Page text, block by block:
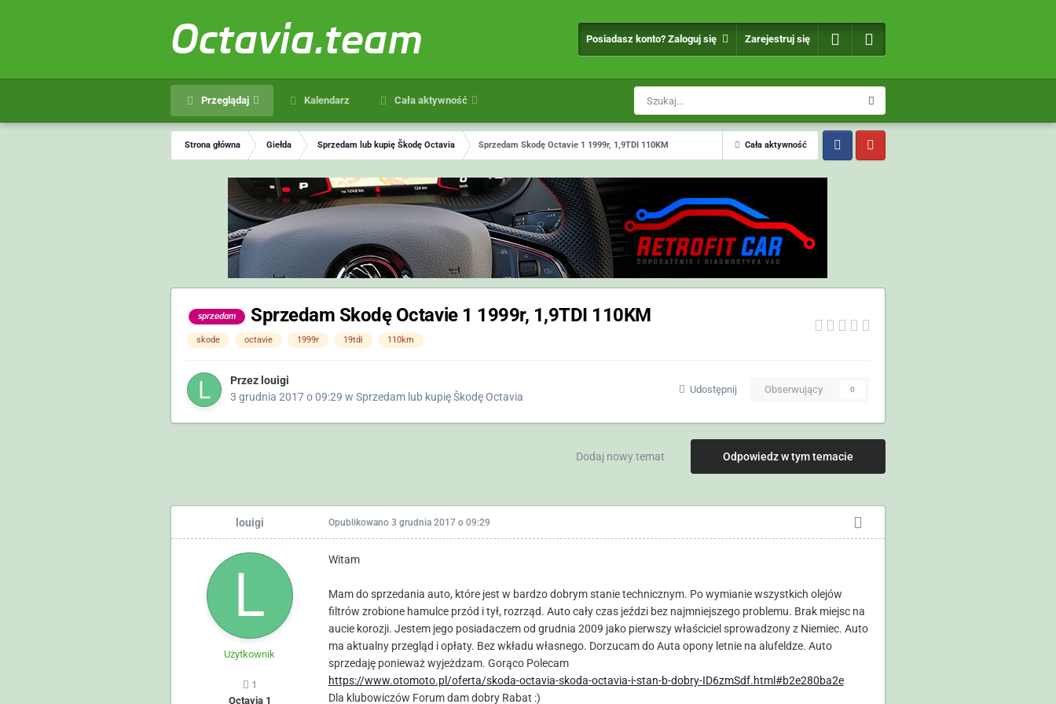
Octavia.team Posiadasz konto? Zaloguj się Zarejestruj się
Przeglądaj Kalendarz Cała aktywność
Cała aktywność
Strona główna Giełda Sprzedam lub kupię Škodę Octavia Sprzedam Skodę Octavie 1 1999r, 1,9TDI 110KM
sprzedam Sprzedam Skodę Octavie 1 1999r, 1,9TDI 110KM
skode octavie 1999r 19tdi 110km
Przez louigi
3 grudnia 2017 o 09:29 w Sprzedam lub kupię Škodę Octavia
Udostępnij Obserwujący 0
Odpowiedz w tym temacie
Dodaj nowy temat
louigi
Użytkownik
1
Octavia 1
Opublikowano 3 grudnia 2017 o 09:29
Witam
Mam do sprzedania auto, które jest w bardzo dobrym stanie technicznym. Po wymianie wszystkich olejów
filtrów zrobione hamulce przód i tył, rozrząd. Auto cały czas jeździ bez najmniejszego problemu. Brak miejsc na
aucie korozji. Jestem jego posiadaczem od grudnia 2009 jako pierwszy właściciel sprowadzony z Niemiec. Auto
ma aktualny przegląd i opłaty. Bez wkładu własnego. Dorzucam do Auta opony letnie na alufeldze. Auto
sprzedaję ponieważ wyjeżdzam. Gorąco Polecam
https://www.otomoto.pl/oferta/skoda-octavia-skoda-octavia-i-stan-b-dobry-ID6zmSdf.html#b2e280ba2e
Dla klubowiczów Forum dam dobry Rabat :)